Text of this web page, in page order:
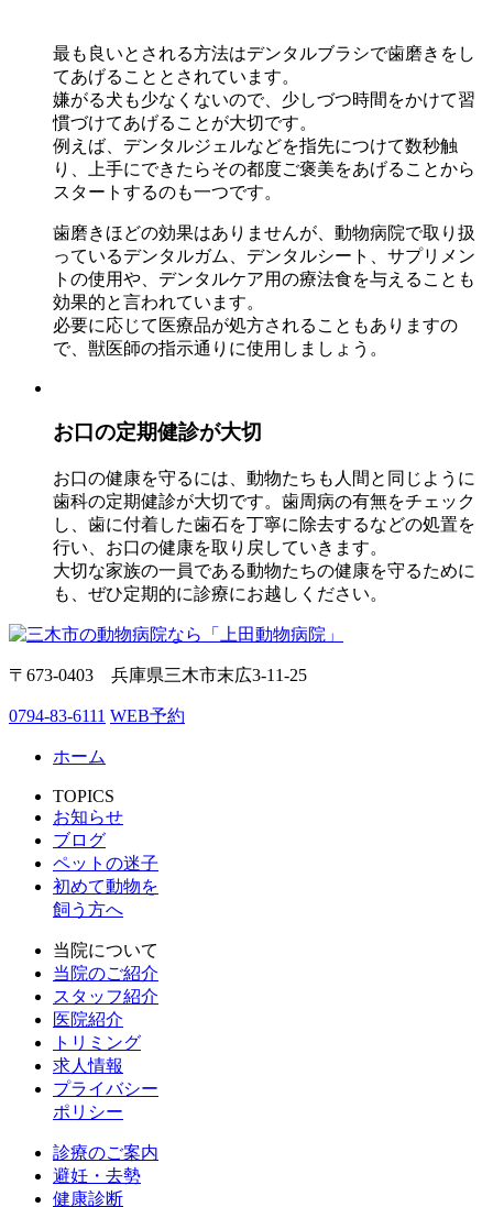
最も良いとされる方法はデンタルブラシで⻭磨きをし
てあげることとされています。
嫌がる犬も少なくないので、少しづつ時間をかけて習
慣づけてあげることが大切です。
例えば、デンタルジェルなどを指先につけて数秒触
り、上手にできたらその都度ご褒美をあげることから
スタートするのも一つです。
⻭磨きほどの効果はありませんが、動物病院で取り扱
っているデンタルガム、デンタルシート、サプリメン
トの使用や、デンタルケア用の療法食を与えることも
効果的と言われています。
必要に応じて医療品が処方されることもありますの
で、獣医師の指示通りに使用しましょう。
お口の定期健診が大切
お口の健康を守るには、動物たちも人間と同じように
⻭科の定期健診が大切です。⻭周病の有無をチェック
し、⻭に付着した⻭石を丁寧に除去するなどの処置を
行い、お口の健康を取り戻していきます。
大切な家族の一員である動物たちの健康を守るために
も、ぜひ定期的に診療にお越しください。
〒673-0403 兵庫県三木市末広3-11-25
0794-83-6111 WEB予約
ホーム
TOPICS
お知らせ
ブログ
ペットの迷子
初めて動物を
飼う方へ
当院について
当院のご紹介
スタッフ紹介
医院紹介
トリミング
求人情報
プライバシー
ポリシー
診療のご案内
避妊・去勢
健康診断